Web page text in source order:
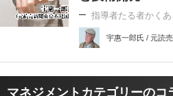
指導者たる者かくあ
宇惠一郎氏 / 元読
マネジメントカテゴリーのコ